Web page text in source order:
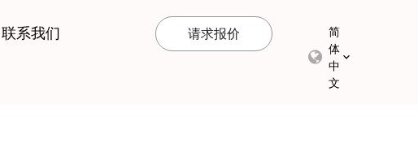
联系我们 请求报价
简
体
中
文